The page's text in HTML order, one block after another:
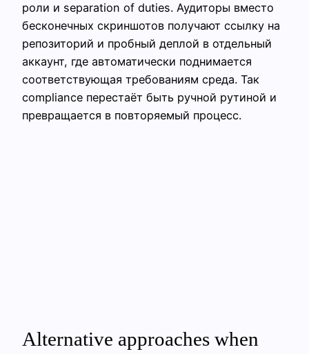
роли и separation of duties. Аудиторы вместо
бесконечных скриншотов получают ссылку на
репозиторий и пробный деплой в отдельный
аккаунт, где автоматически поднимается
соответствующая требованиям среда. Так
compliance перестаёт быть ручной рутиной и
превращается в повторяемый процесс.
Alternative approaches when